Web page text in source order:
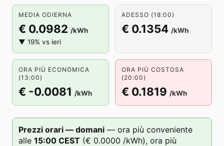
MEDIA ODIERNA
€ 0.0982 /kWh
▼ 19% vs ieri
ADESSO (18:00)
€ 0.1354 /kWh
ORA PIÙ ECONOMICA
(13:00)
€ -0.0081 /kWh
ORA PIÙ COSTOSA
(20:00)
€ 0.1819 /kWh
Prezzi orari — domani — ora più conveniente
alle 15:00 CEST (€ 0.0000 /kWh), ora più